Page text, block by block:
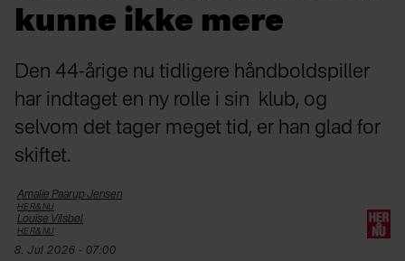
kunne ikke mere
Den 44-årige nu tidligere håndboldspiller
har indtaget en ny rolle i sin klub, og
selvom det tager meget tid, er han glad for
skiftet.
Amalie Paarup Jensen
HER&NU
Louise Vilsbøl
HER&NU
8. Jul 2026 - 07:00